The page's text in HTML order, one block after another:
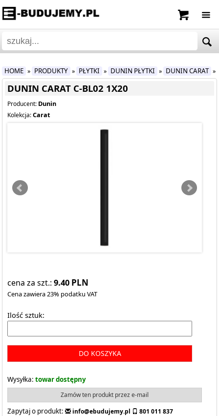
HOME » PRODUKTY » PŁYTKI » DUNIN PŁYTKI » DUNIN CARAT »
DUNIN CARAT C-BL02 1X20
Producent: Dunin
Kolekcja:Carat
cena za szt.:9.40 PLN
Cena zawiera 23% podatku VAT
Ilość sztuk:
DO KOSZYKA
Wysyłka: towar dostępny
Zamów ten produkt przez e-mail
Zapytaj o produkt: info@ebudujemy.pl
801 011 837